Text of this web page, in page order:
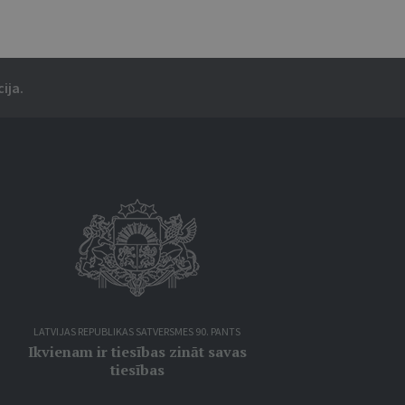
LATVIJAS REPUBLIKAS SATVERSMES 90. PANTS
Ikvienam ir tiesības zināt savas
tiesības